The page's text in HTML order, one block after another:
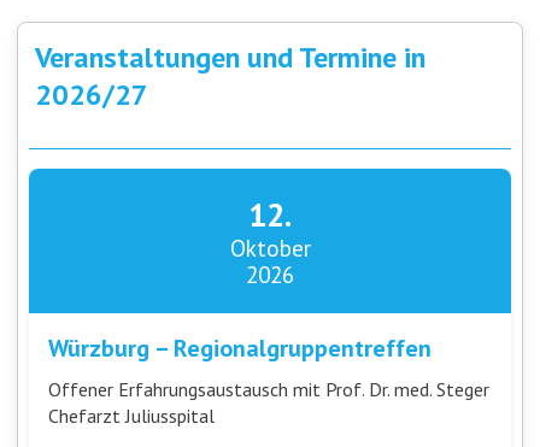
Veranstaltungen und Termine in
2026/27
12.
Oktober
2026
Würzburg – Regionalgruppentreffen
Offener Erfahrungsaustausch mit Prof. Dr. med. Steger
Chefarzt Juliusspital